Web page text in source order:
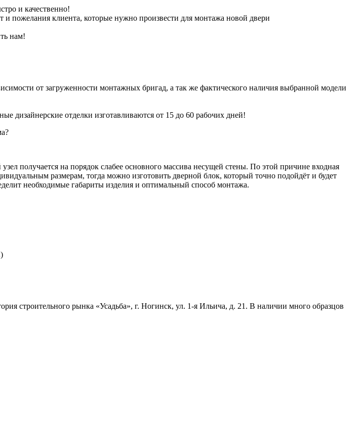
и качественно!
пожелания клиента, которые нужно произвести для монтажа новой двери
нам!
от загруженности монтажных бригад, а так же фактического наличия выбранной модели
дизайнерские отделки изготавливаются от 15 до 60 рабочих дней!
получается на порядок слабее основного массива несущей стены. По этой причине входная
размерам, тогда можно изготовить дверной блок, который точно подойдёт и будет
необходимые габариты изделия и оптимальный способ монтажа.
строительного рынка «Усадьба», г. Ногинск, ул. 1-я Ильича, д. 21. В наличии много образцов